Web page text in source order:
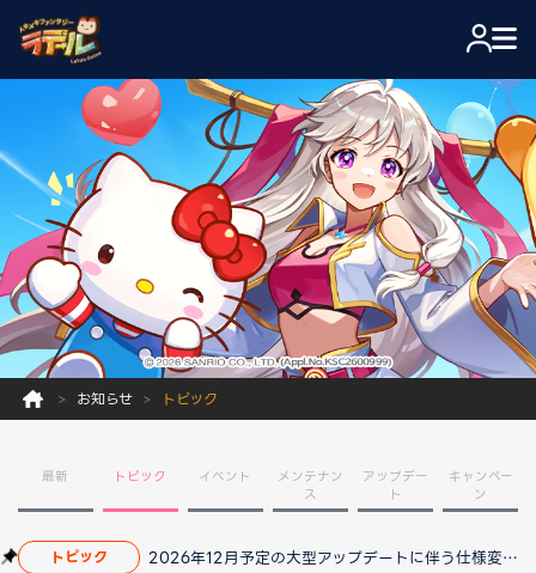
お知らせ トピック
最新 トピック イベント
メンテナン
ス
アップデー
ト
キャンペー
ン
トピック 2026年12月予定の大型アップデートに伴う仕様変更のお知らせ